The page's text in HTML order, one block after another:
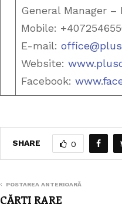
General Manager
Mobile:
E-mail:
Website:
Facebook:
SHARE 0
POSTAREA ANTERIOARĂ
CĂRȚI RARE